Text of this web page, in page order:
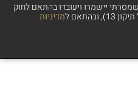
יישמרו ויעובדו בהתאם לחוק
מדיניות